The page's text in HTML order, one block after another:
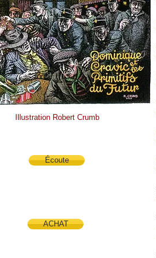
Illustration Robert Crumb
Écoute
ACHAT